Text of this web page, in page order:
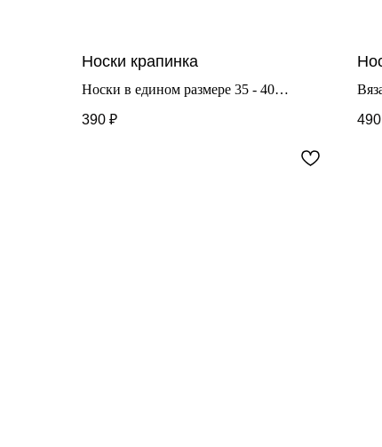
Носки крапинка
Носки в едином размере 35 - 40
вам комфорт и радость.
390 ₽ 490